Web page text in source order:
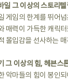
일 그 이상의 스토리텔
게임의 한계를 뛰어
매력이 가득한 캐릭
몰입감을 선사하는
그 이상의 힘, 헤븐스
악마들의 힘이 봉인